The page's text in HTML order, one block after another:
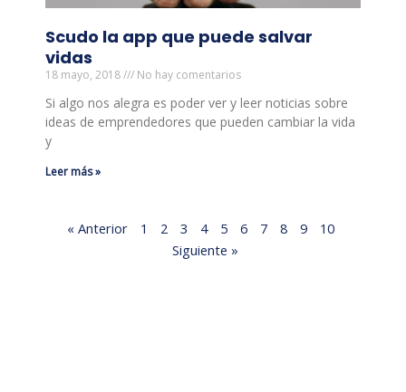
Scudo la app que puede salvar
vidas
18 mayo, 2018 No hay comentarios
Si algo nos alegra es poder ver y leer noticias sobre
ideas de emprendedores que pueden cambiar la vida
y
Leer más »
« Anterior 1 2 3 4 5 6 7 8 9
10
Siguiente »